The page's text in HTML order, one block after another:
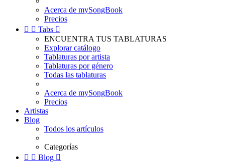
Acerca de mySongBook
Precios
  Tabs 
ENCUENTRA TUS TABLATURAS
Explorar catálogo
Tablaturas por artista
Tablaturas por género
Todas las tablaturas
Acerca de mySongBook
Precios
Artistas
Blog
Todos los artículos
Categorías
  Blog 